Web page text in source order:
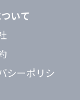
いて
シーポリシ